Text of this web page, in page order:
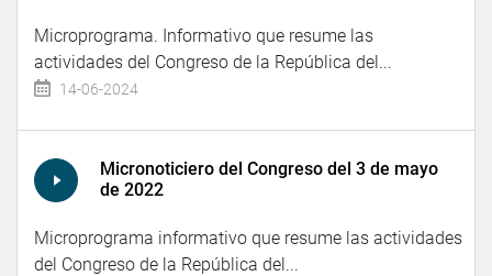
Microprograma. Informativo que resume las
actividades del Congreso de la República del...
14-06-2024
Micronoticiero del Congreso del 3 de mayo
de 2022
Microprograma informativo que resume las actividades
del Congreso de la República del...